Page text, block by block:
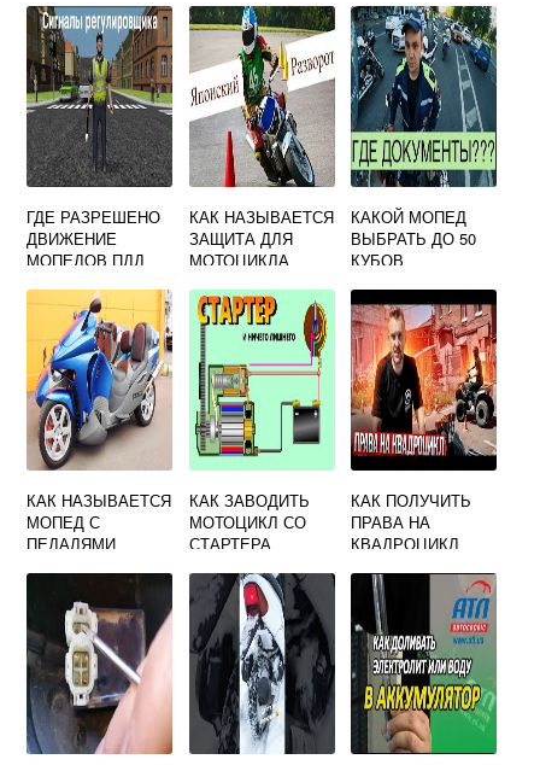
ГДЕ РАЗРЕШЕНО
ДВИЖЕНИЕ
МОПЕДОВ ПДД
КАК НАЗЫВАЕТСЯ
ЗАЩИТА ДЛЯ
МОТОЦИКЛА
КАКОЙ МОПЕД
ВЫБРАТЬ ДО 50
КУБОВ
КАК НАЗЫВАЕТСЯ
МОПЕД С
ПЕДАЛЯМИ
КАК ЗАВОДИТЬ
МОТОЦИКЛ СО
СТАРТЕРА
КАК ПОЛУЧИТЬ
ПРАВА НА
КВАДРОЦИКЛ